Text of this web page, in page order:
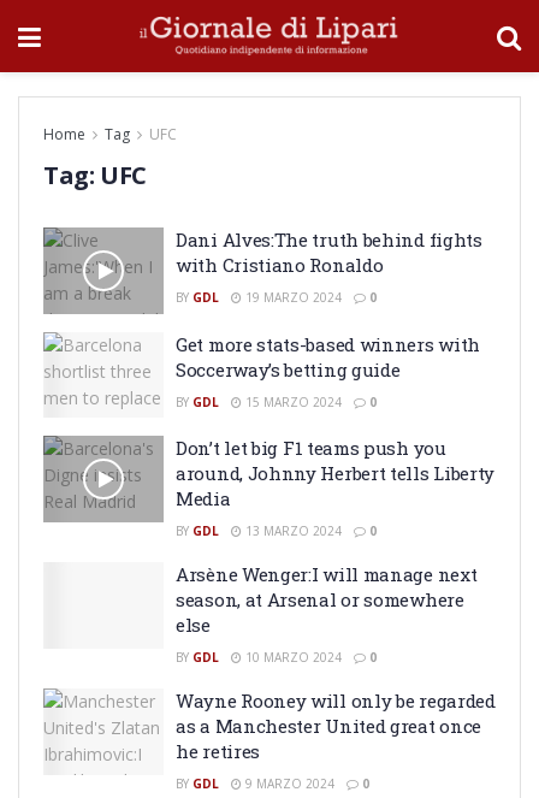
Home Tag UFC
Tag: UFC
Dani Alves:The truth behind fights
with Cristiano Ronaldo
BY GDL 19 MARZO 2024 0
Get more stats-based winners with
Soccerway’s betting guide
BY GDL 15 MARZO 2024 0
Don’t let big F1 teams push you
around, Johnny Herbert tells Liberty
Media
BY GDL 13 MARZO 2024 0
Arsène Wenger:I will manage next
season, at Arsenal or somewhere
else
BY GDL 10 MARZO 2024 0
Wayne Rooney will only be regarded
as a Manchester United great once
he retires
BY GDL 9 MARZO 2024 0